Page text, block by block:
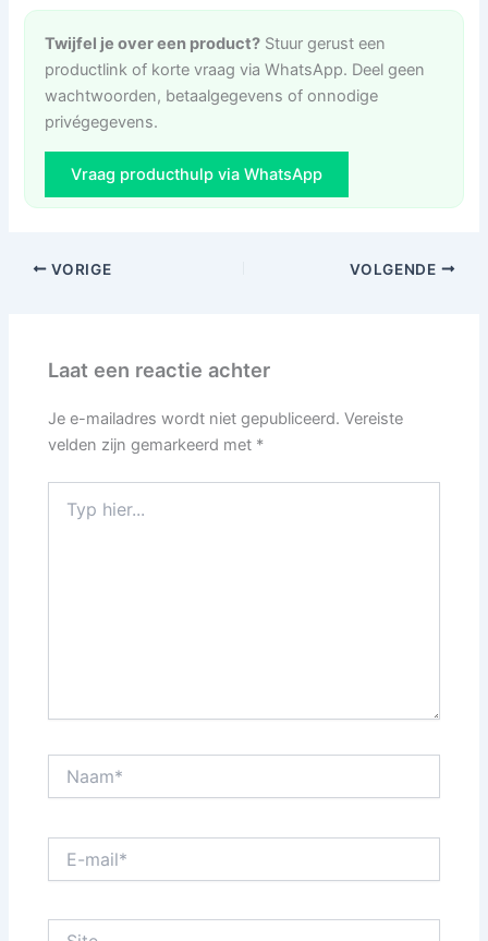
Twijfel je over een product? Stuur gerust een
productlink of korte vraag via WhatsApp. Deel geen
wachtwoorden, betaalgegevens of onnodige
privégegevens.
Vraag producthulp via WhatsApp
VORIGE VOLGENDE
Laat een reactie achter
Je e-mailadres wordt niet gepubliceerd. Vereiste
velden zijn gemarkeerd met *
hier...
mail*